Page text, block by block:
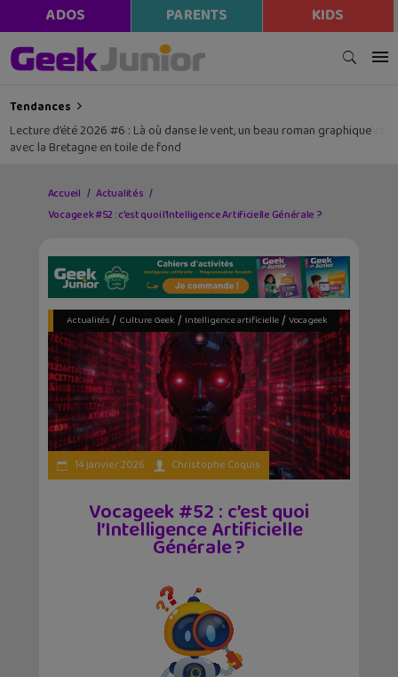
ADOS PARENTS KIDS
Tendances
Lecture d’été 2026 #6 : Là où danse le vent, un beau roman graphique
avec la Bretagne en toile de fond
Accueil
Actualités
Vocageek #52 : c’est quoi l’Intelligence Artificielle Générale ?
Actualités/ Culture Geek / Intelligence artificielle/ Vocageek
14 janvier 2026 Christophe Coquis
Vocageek #52 : c’est quoi
l’Intelligence Artificielle
Générale ?
modal-check